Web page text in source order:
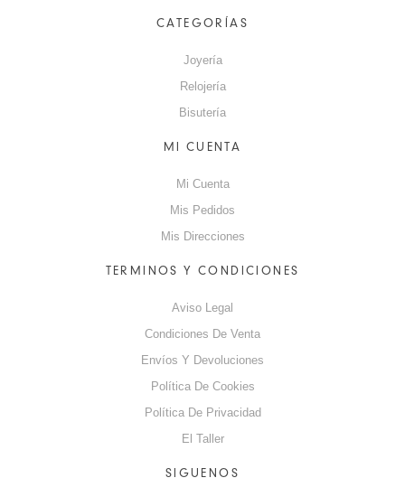
CATEGORÍAS
Joyería
Relojería
Bisutería
MI CUENTA
Mi Cuenta
Mis Pedidos
Mis Direcciones
TERMINOS Y CONDICIONES
Aviso Legal
Condiciones De Venta
Envíos Y Devoluciones
Política De Cookies
Política De Privacidad
El Taller
SIGUENOS